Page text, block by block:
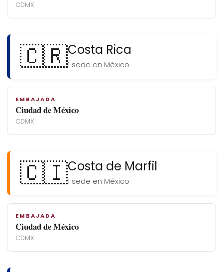
CDMX
🇨🇷Costa Rica
1 sede en México
EMBAJADA
Ciudad de México
CDMX
🇨🇮Costa de Marfil
1 sede en México
EMBAJADA
Ciudad de México
CDMX